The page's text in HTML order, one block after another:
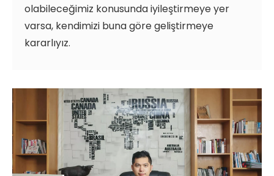
olabileceğimiz konusunda iyileştirmeye yer
varsa, kendimizi buna göre geliştirmeye
kararlıyız.